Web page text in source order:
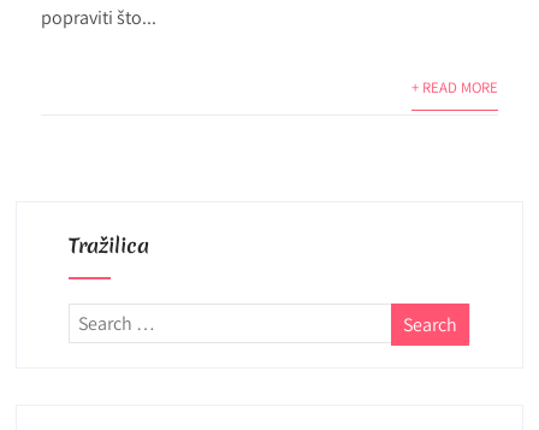
popraviti što...
+ READ MORE
Tražilica